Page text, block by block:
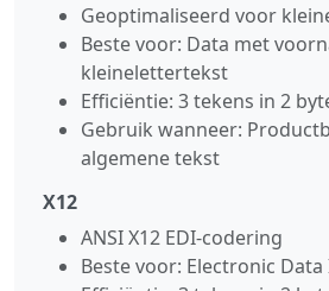
Geoptimaliseerd voor
Beste voor: Data met
kleinelettertekst
Efficiëntie: 3 tekens in 2
Gebruik wanneer:
algemene tekst
X12
ANSI X12 EDI‑codering
Beste voor: Electronic